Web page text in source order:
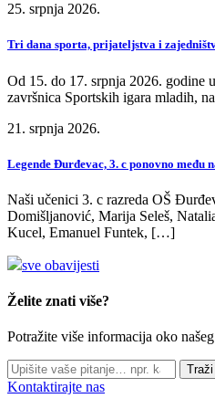
25. srpnja 2026.
Tri dana sporta, prijateljstva i
Od 15. do 17. srpnja 2026. godine
završnica Sportskih igara mladih,
21. srpnja 2026.
Legende Đurđevac, 3. c ponovno
Naši učenici 3. c razreda OŠ
Domišljanović, Marija Seleš,
Kucel, Emanuel Funtek, […]
sve obavijesti
Želite znati više?
Potražite više informacija oko
Traži
Kontaktirajte nas